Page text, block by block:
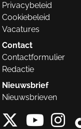
Privacybeleid
Cookiebeleid
Vacatures
Contact
Contactformulier
Redactie
Nieuwsbrief
Nieuwsbrieven
X van